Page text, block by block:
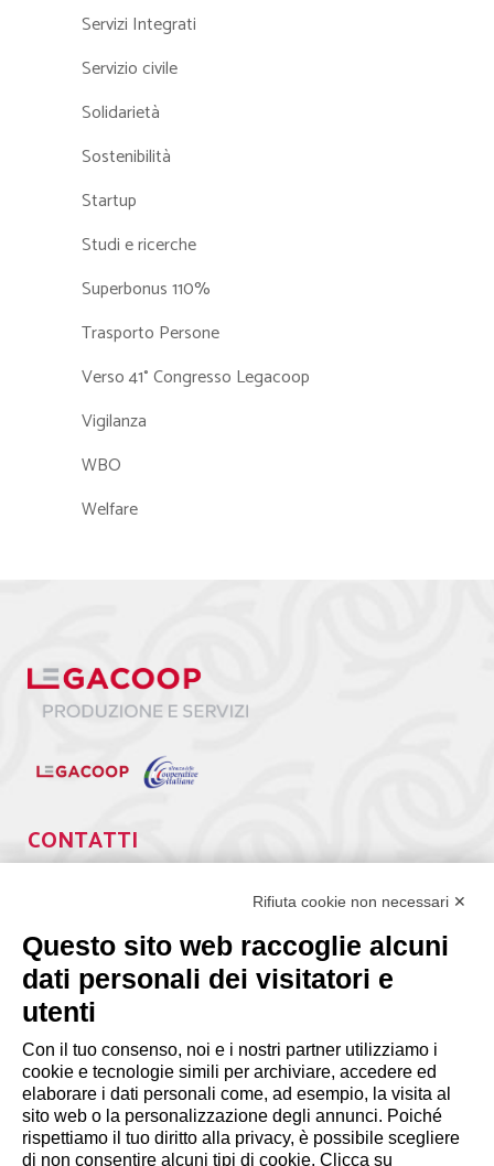
Servizi Integrati
Servizio civile
Solidarietà
Sostenibilità
Startup
Studi e ricerche
Superbonus 110%
Trasporto Persone
Verso 41° Congresso Legacoop
Vigilanza
WBO
Welfare
CONTATTI
segreteria@lps.coop
INFORMAZIONI
Disclaimer
Rifiuta cookie non necessari ✕
Questo sito web raccoglie alcuni
dati personali dei visitatori e
utenti
Con il tuo consenso, noi e i nostri partner utilizziamo i
cookie e tecnologie simili per archiviare, accedere ed
elaborare i dati personali come, ad esempio, la visita al
sito web o la personalizzazione degli annunci. Poiché
rispettiamo il tuo diritto alla privacy, è possibile scegliere
di non consentire alcuni tipi di cookie. Clicca su